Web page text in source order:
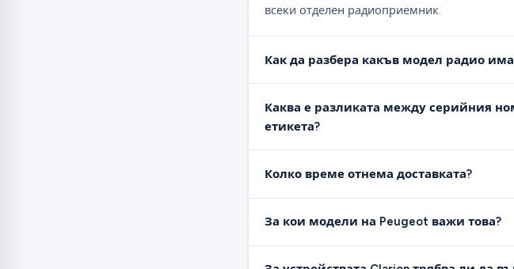
всеки отделен радиоприемник.
Как да разбера какъв модел радио
Каква е разликата между серийния
етикета?
Колко време отнема доставката?
За кои модели на Peugeot важи това?